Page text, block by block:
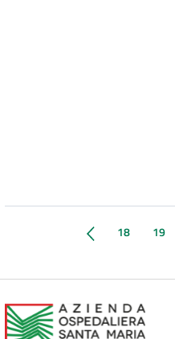
Pagina precedente
18 19